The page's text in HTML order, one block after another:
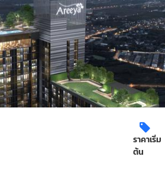
ราคาเริ่ม
ต้น